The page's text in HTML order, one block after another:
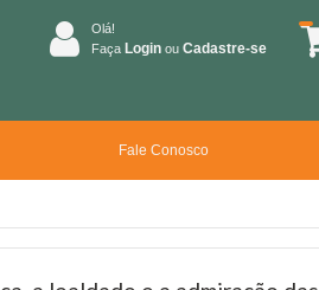
Olá!
Faça Login ou Cadastre-se
Fale Conosco